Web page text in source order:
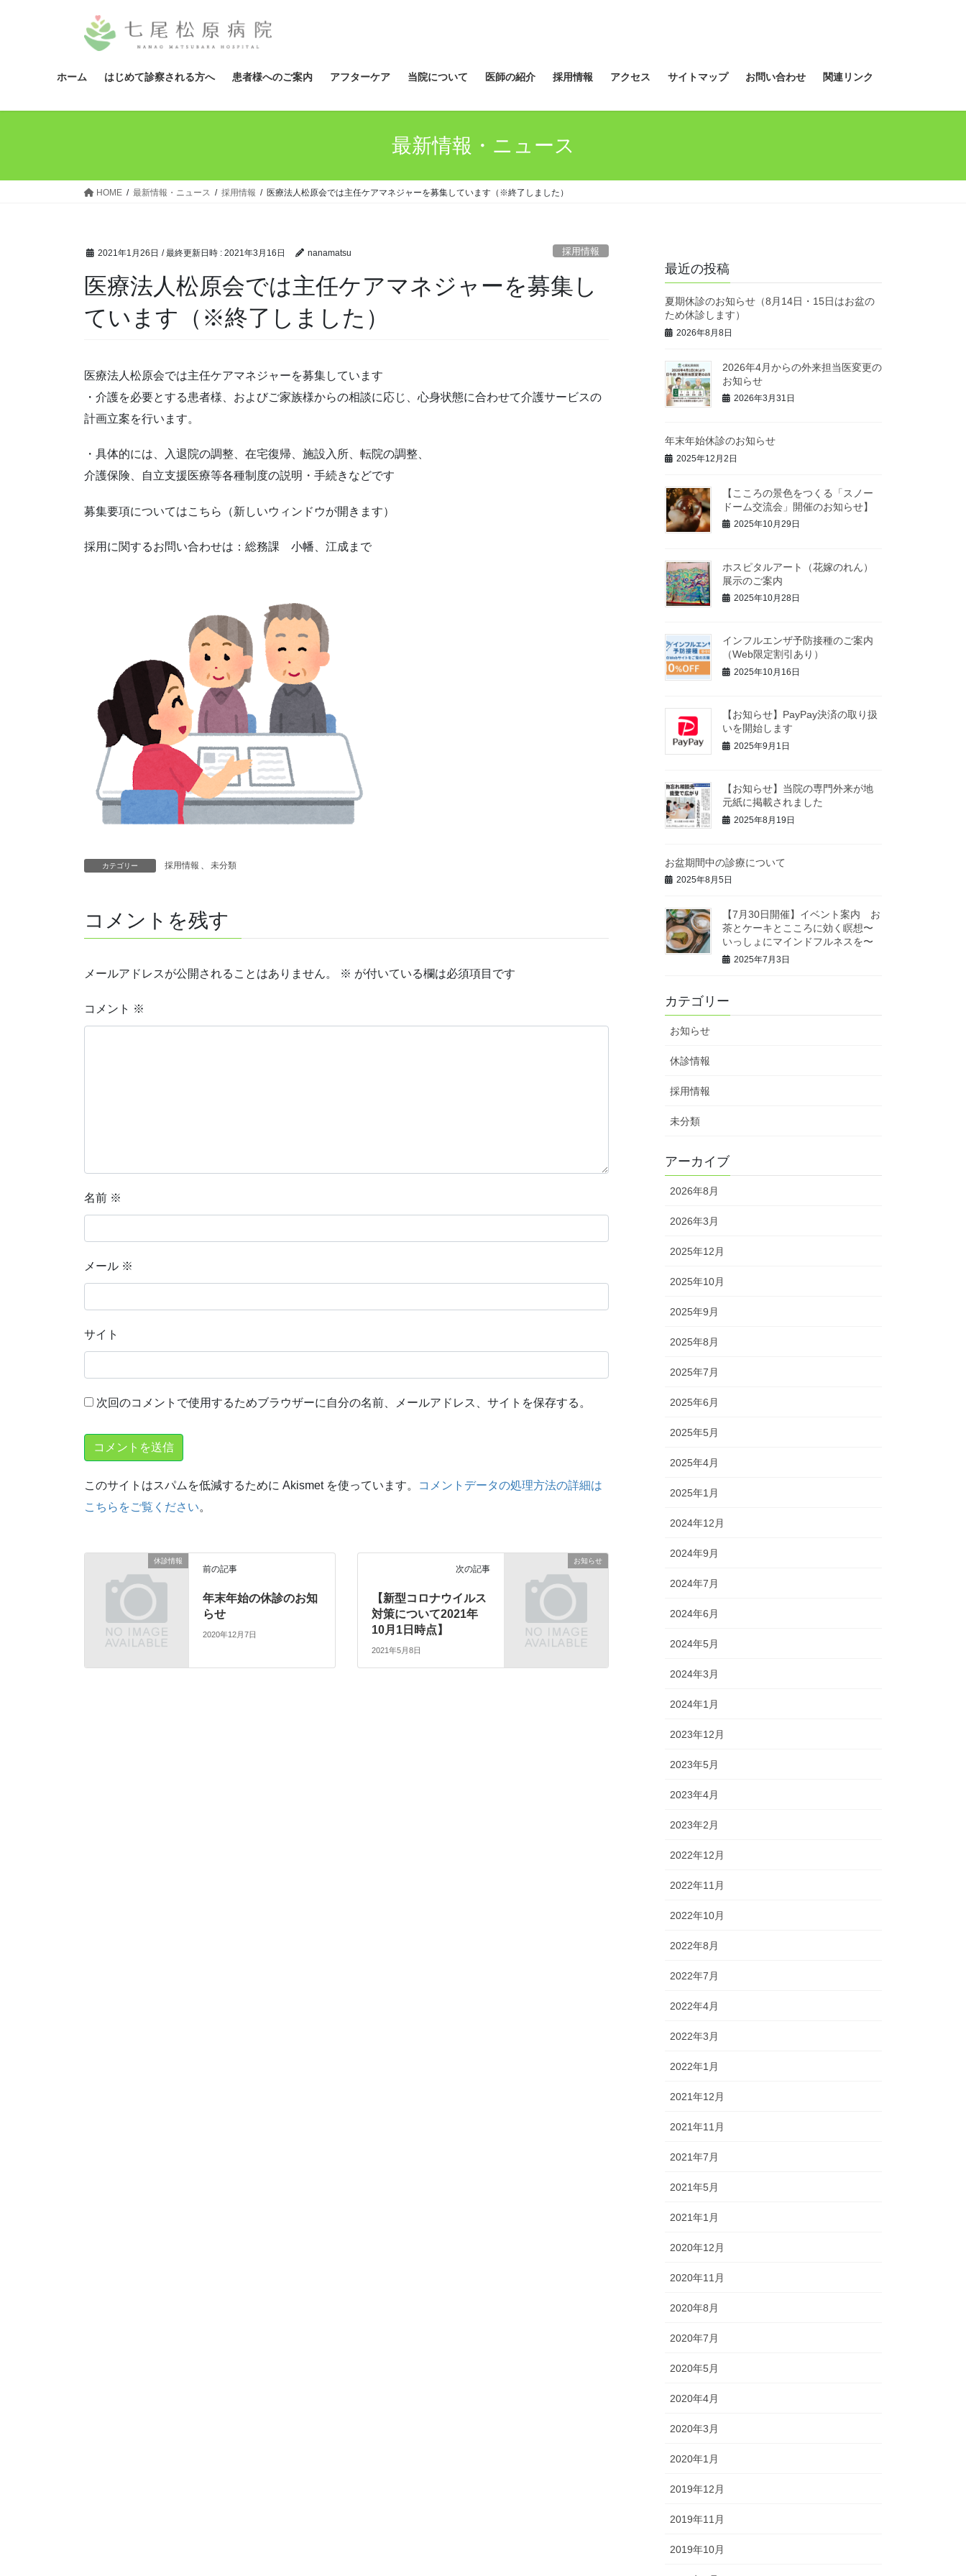
ス
ン
ホーム はじめて診察される方へ 患者様へのご案内 アフターケア 当院について 医師の紹介 採用情報 アクセス サイトマップ お問い合わせ 関連リンク
最新情報・ニュース
HOME 最新情報・ニュース 採用情報 医療法人松原会では主任ケアマネジャーを募集しています（※終了しました）
2021年1月26日 / 最終更新日時 : 2021年3月16日 nanamatsu 採用情報
医療法人松原会では主任ケアマネジャーを募集し
ています（※終了しました）
医療法人松原会では主任ケアマネジャーを募集しています
・介護を必要とする患者様、およびご家族様からの相談に応じ、心身状態に合わせて介護サービスの
計画立案を行います。
・具体的には、入退院の調整、在宅復帰、施設入所、転院の調整、
介護保険、自立支援医療等各種制度の説明・手続きなどです
募集要項についてはこちら（新しいウィンドウが開きます）
採用に関するお問い合わせは：総務課 小幡、江成まで
カテゴリー 採用情報 、 未分類
コメントを残す
メールアドレスが公開されることはありません。 ※ が付いている欄は必須項目です
コメント ※
名前 ※
メール ※
サイト
次回のコメントで使用するためブラウザーに自分の名前、メールアドレス、サイトを保存する。
このサイトはスパムを低減するために Akismet を使っています。
コメントデータの処理方法の詳細は
こちらをご覧ください。
休診情報
前の記事
年末年始の休診のお知
らせ
2020年12月7日
お知らせ
次の記事
【新型コロナウイルス
対策について2021年
10月1日時点】
2021年5月8日
最近の投稿
夏期休診のお知らせ（8月14日・15日はお盆の
ため休診します）
2026年8月8日
2026年4月からの外来担当医変更の
お知らせ
2026年3月31日
年末年始休診のお知らせ
2025年12月2日
【こころの景色をつくる「スノー
ドーム交流会」開催のお知らせ】
2025年10月29日
ホスピタルアート（花嫁のれん）
展示のご案内
2025年10月28日
インフルエンザ予防接種のご案内
（Web限定割引あり）
2025年10月16日
【お知らせ】PayPay決済の取り扱
いを開始します
2025年9月1日
【お知らせ】当院の専門外来が地
元紙に掲載されました
2025年8月19日
お盆期間中の診療について
2025年8月5日
【7月30日開催】イベント案内 お
茶とケーキとこころに効く瞑想〜
いっしょにマインドフルネスを〜
2025年7月3日
カテゴリー
お知らせ
休診情報
採用情報
未分類
アーカイブ
2026年8月
2026年3月
2025年12月
2025年10月
2025年9月
2025年8月
2025年7月
2025年6月
2025年5月
2025年4月
2025年1月
2024年12月
2024年9月
2024年7月
2024年6月
2024年5月
2024年3月
2024年1月
2023年12月
2023年5月
2023年4月
2023年2月
2022年12月
2022年11月
2022年10月
2022年8月
2022年7月
2022年4月
2022年3月
2022年1月
2021年12月
2021年11月
2021年7月
2021年5月
2021年1月
2020年12月
2020年11月
2020年8月
2020年7月
2020年5月
2020年4月
2020年3月
2020年1月
2019年12月
2019年11月
2019年10月